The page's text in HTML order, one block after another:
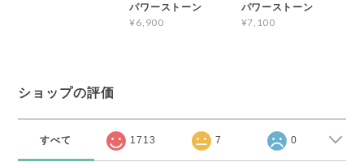
パワーストーン
¥6,900
パワーストーン
¥7,100
ショップの評価
すべて 1713 7 0